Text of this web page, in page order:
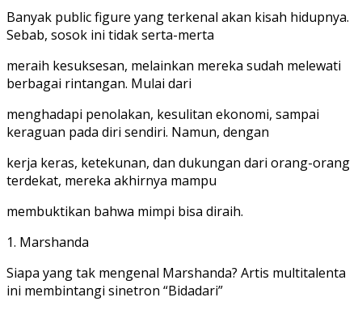
Banyak public figure yang terkenal akan kisah hidupnya.
Sebab, sosok ini tidak serta-merta
meraih kesuksesan, melainkan mereka sudah melewati
berbagai rintangan. Mulai dari
menghadapi penolakan, kesulitan ekonomi, sampai
keraguan pada diri sendiri. Namun, dengan
kerja keras, ketekunan, dan dukungan dari orang-orang
terdekat, mereka akhirnya mampu
membuktikan bahwa mimpi bisa diraih.
1. Marshanda
Siapa yang tak mengenal Marshanda? Artis multitalenta
ini membintangi sinetron “Bidadari”